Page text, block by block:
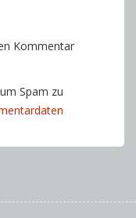
Kommentar
Spam zu